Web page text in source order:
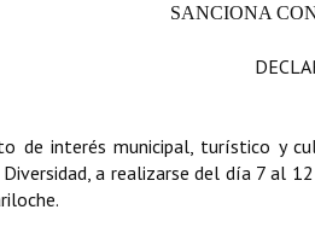
SANCIONA
de interés municipal, turístico y
a realizarse del día 7 al